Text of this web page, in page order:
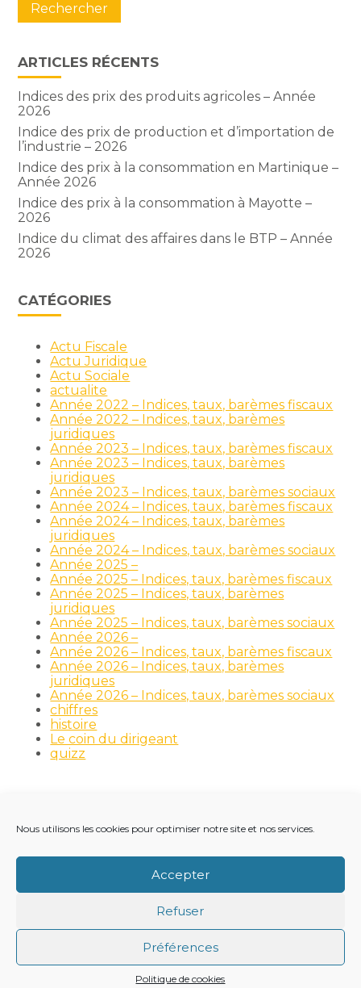
Nous utilisons les cookies pour optimiser notre site et nos services.
Accepter
Refuser
Préférences
Politique de cookies
ARTICLES RÉCENTS
Indices des prix des produits agricoles – Année
2026
Indice des prix de production et d’importation de
l’industrie – 2026
Indice des prix à la consommation en Martinique –
Année 2026
Indice des prix à la consommation à Mayotte –
2026
Indice du climat des affaires dans le BTP – Année
2026
CATÉGORIES
Actu Fiscale
Actu Juridique
Actu Sociale
actualite
Année 2022 – Indices, taux, barèmes fiscaux
Année 2022 – Indices, taux, barèmes
juridiques
Année 2023 – Indices, taux, barèmes fiscaux
Année 2023 – Indices, taux, barèmes
juridiques
Année 2023 – Indices, taux, barèmes sociaux
Année 2024 – Indices, taux, barèmes fiscaux
Année 2024 – Indices, taux, barèmes
juridiques
Année 2024 – Indices, taux, barèmes sociaux
Année 2025 –
Année 2025 – Indices, taux, barèmes fiscaux
Année 2025 – Indices, taux, barèmes
juridiques
Année 2025 – Indices, taux, barèmes sociaux
Année 2026 –
Année 2026 – Indices, taux, barèmes fiscaux
Année 2026 – Indices, taux, barèmes
juridiques
Année 2026 – Indices, taux, barèmes sociaux
chiffres
histoire
Le coin du dirigeant
quizz
Principale
RECRUTEMENT
NOTRE ACTUALITÉ
VIE DU CABINET
CONTACT
MENTIONS LÉGALES
CONCEPTION ET RÉALISATION CLASSE 7